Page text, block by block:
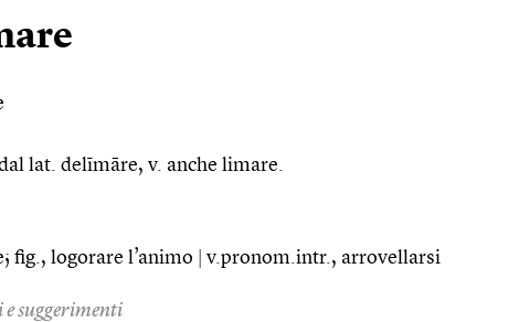
lat. delīmāre, v. anche limare.
fig., logorare l’animo v.pronom.intr., arrovellarsi
suggerimenti